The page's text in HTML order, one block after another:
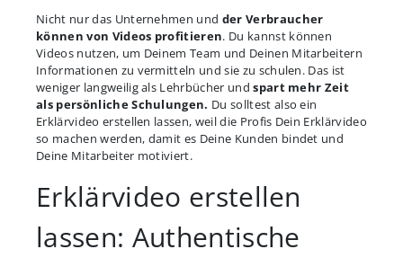
Nicht nur das Unternehmen und der Verbraucher
können von Videos profitieren. Du kannst können
Videos nutzen, um Deinem Team und Deinen Mitarbeitern
Informationen zu vermitteln und sie zu schulen. Das ist
weniger langweilig als Lehrbücher undspart mehr Zeit
als persönliche Schulungen. Du solltest also ein
Erklärvideo erstellen lassen, weil die Profis Dein Erklärvideo
so machen werden, damit es Deine Kunden bindet und
Deine Mitarbeiter motiviert.
Erklärvideo erstellen
lassen: Authentische